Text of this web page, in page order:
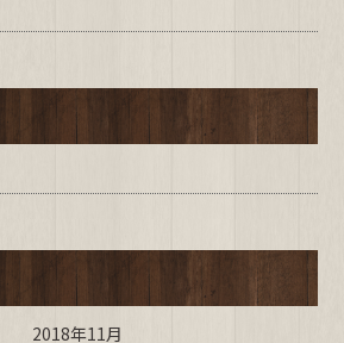
2018年11月